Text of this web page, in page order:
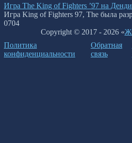
Игра The King of Fighters ’97 на
Игра King of Fighters 97, The была
0704
Copyright © 2017 - 2026 «
Политика
конфиденциальности
Обратная
связь